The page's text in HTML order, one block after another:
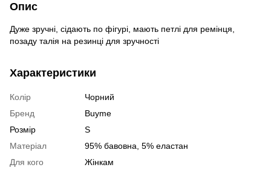
Опис
Дуже зручні, сідають по фігурі, мають петлі для ремінця,
позаду талія на резинці для зручності
Характеристики
Колір
Чорний
Бренд
Buyme
Розмір
S
Матеріал
95% бавовна, 5% еластан
Для кого
Жінкам